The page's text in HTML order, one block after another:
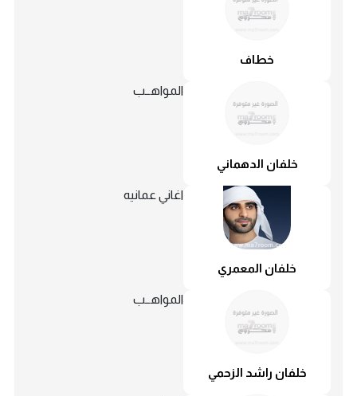
خطاف
خلفان الدهماني
المواهــب
خلفان المعمري
اغاني عمانيه
خلفان راشد الزحمي
المواهــب